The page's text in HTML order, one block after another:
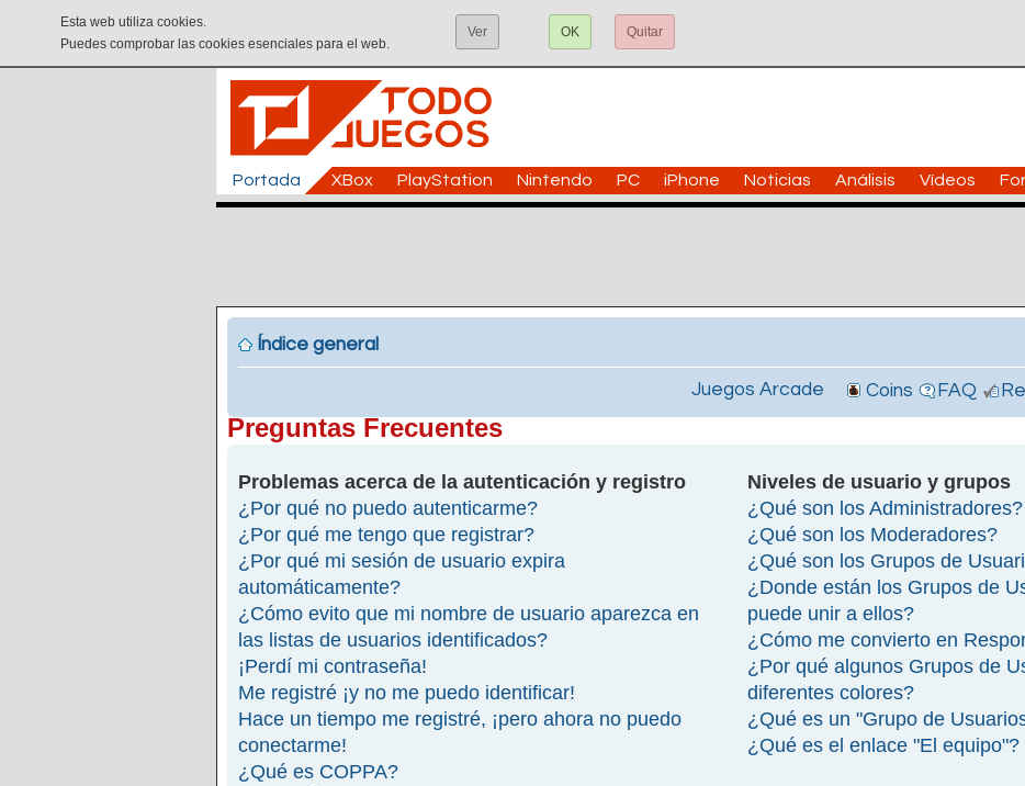
Esta web utiliza cookies.
Puedes comprobar las cookies esenciales para el web.
Ver OK Quitar
Portada XBox PlayStation Nintendo PC iPhone Noticias Análisis Vídeos
Índice general
Juegos Arcade Coins FAQ
Preguntas Frecuentes
Problemas acerca de la autenticación y registro
¿Por qué no puedo autenticarme?
¿Por qué me tengo que registrar?
¿Por qué mi sesión de usuario expira
automáticamente?
¿Cómo evito que mi nombre de usuario aparezca en
las listas de usuarios identificados?
¡Perdí mi contraseña!
Me registré ¡y no me puedo identificar!
Hace un tiempo me registré, ¡pero ahora no puedo
conectarme!
¿Qué es COPPA?
Niveles de usuario y grupos
¿Qué son los Administradores?
¿Qué son los Moderadores?
¿Qué son los Grupos de
¿Donde están los Grupos de
puede unir a ellos?
¿Cómo me convierto en
¿Por qué algunos Grupos de
diferentes colores?
¿Qué es un "Grupo de
¿Qué es el enlace "El equipo"?